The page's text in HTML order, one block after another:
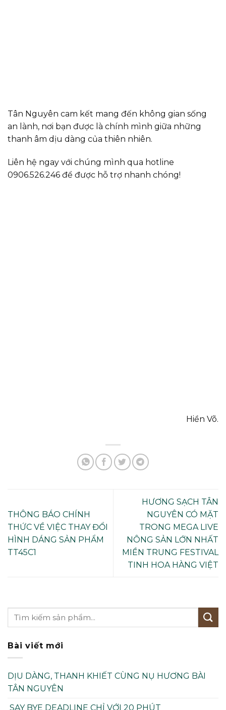
Tân Nguyên cam kết mang đến không gian sống
an lành, nơi bạn được là chính mình giữa những
thanh âm dịu dàng của thiên nhiên.
Liên hệ ngay với chúng mình qua hotline
0906.526.246 để được hỗ trợ nhanh chóng!
Hiền Võ.
THÔNG BÁO CHÍNH
THỨC VỀ VIỆC THAY ĐỔI
HÌNH DÁNG SẢN PHẨM
TT45C1
HƯƠNG SẠCH TÂN
NGUYÊN CÓ MẶT
TRONG MEGA LIVE
NÔNG SẢN LỚN NHẤT
MIỀN TRUNG FESTIVAL
TINH HOA HÀNG VIỆT
Bài viết mới
DỊU DÀNG, THANH KHIẾT CÙNG NỤ HƯƠNG BÀI
TÂN NGUYÊN
SAY BYE DEADLINE CHỈ VỚI 20 PHÚT